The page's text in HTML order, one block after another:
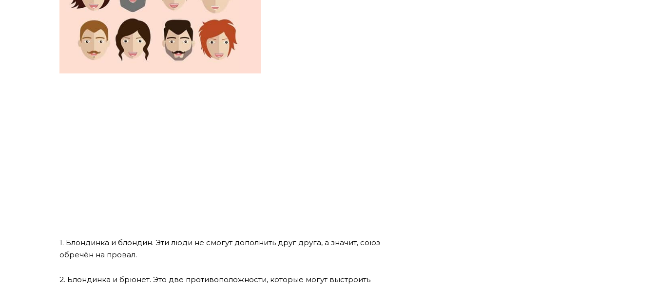
1. Блондинка и блондин. Эти люди не смогут дополнить друг друга, а значит, союз
обречён на провал.
2. Блондинка и брюнет. Это две противоположности, которые могут выстроить